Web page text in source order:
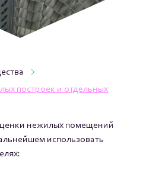
построек и отдельных
нежилых помещений
использовать